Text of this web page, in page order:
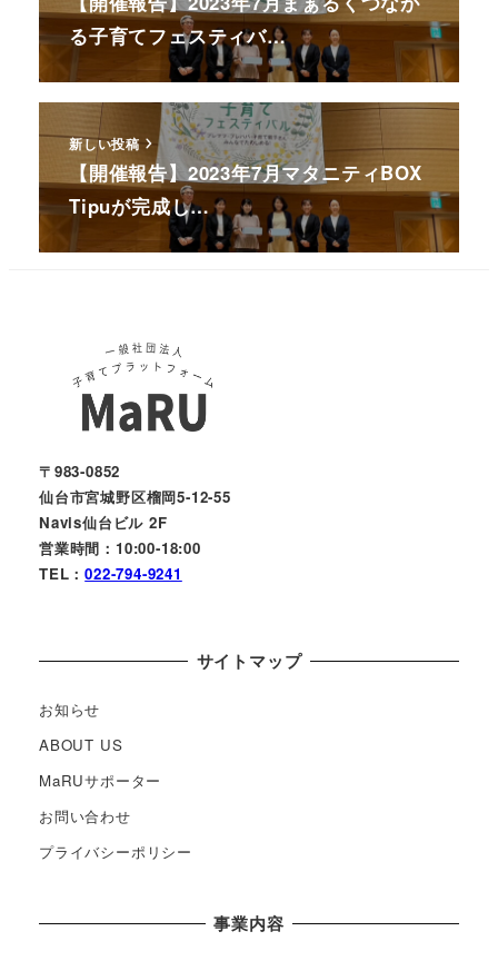
る子育てフェスティバ…
新しい投稿
【開催報告】2023年7月マタニティBOX
Tipuが完成し…
〒983-0852
仙台市宮城野区榴岡5-12-55
Navis仙台ビル 2F
営業時間：10:00-18:00
TEL：022-794-9241
サイトマップ
お知らせ
ABOUT US
MaRUサポーター
お問い合わせ
プライバシーポリシー
事業内容